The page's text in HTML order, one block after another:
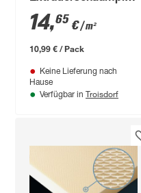
'URSA XPS D N-III-
PZ-I' 60 x 125 x 6 cm
14,65 €/ m²
10,99 € / Pack
Keine Lieferung nach
Hause
Verfügbar in Troisdorf